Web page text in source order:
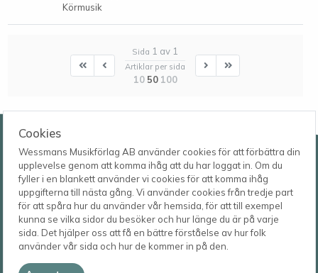
Cookies
Wessmans Musikförlag AB använder cookies för att förbättra din
upplevelse genom att komma ihåg att du har loggat in. Om du
fyller i en blankett använder vi cookies för att komma ihåg
uppgifterna till nästa gång. Vi använder cookies från tredje part
för att spåra hur du använder vår hemsida, för att till exempel
kunna se vilka sidor du besöker och hur länge du är på varje
sida. Det hjälper oss att få en bättre förståelse av hur folk
använder vår sida och hur de kommer in på den.
Körmusik
FirstFirst
Sida 1 av 1
Artiklar per sida
10 50 100
NextLast
Wessmans Musikförlag AB
Leverans- och besöksadress
Bingebygatan 11 B
621 41 VISBY
Postadress
Box 1253
621 23 VISBY
Telefon
0498-22 61 32
E-post
order@wessmans.com
Wessmans Musikförlag AB